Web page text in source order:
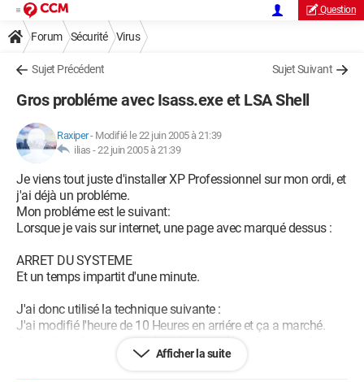
Question
Forum Sécurité Virus
Sujet Précédent Sujet Suivant
Gros probléme avec Isass.exe et LSA Shell
Raxiper- Modifié le 22 juin 2005 à 21:39
ilias -22 juin 2005 à 21:39
Je viens tout juste d'installer XP Professionnel sur mon ordi, et
j'ai déjà un probléme.
Mon probléme est le suivant:
Lorsque je vais sur internet, une page avec marqué dessus :
ARRET DU SYSTEME
Et un temps impartit d'une minute.
J'ai donc utilisé la technique suivante :
J'ai modifié l'heure de 10 Heures en arriére et ça a marché.
Cependant, il y a toujours le même probléme à chaque fois
que je me connecte. J'ai essayé tous les antivirus possibles et
Afficher la suite